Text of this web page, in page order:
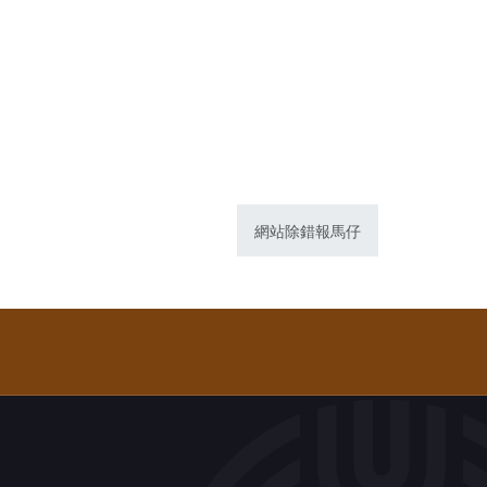
網站除錯報馬仔